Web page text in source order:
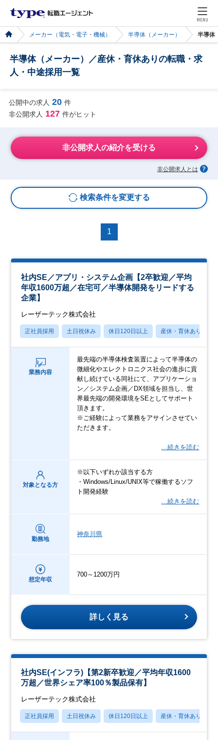
MENU
メーカー（電気・電子・機械） 半導体（メーカー） 半導体
半導体（メーカー）／産休・育休ありの転職・求
人・中途採用一覧
公開中の求人 20 件
非公開求人 127 件がヒット
非公開求人の紹介を受ける
非公開求人とは
検索条件を変更する
1
社内SE／アプリ・システム企画【2卒歓迎／平均
年収1600万超／在宅可／半導体開発をリードする
企業】
レーザーテック株式会社
正社員採用 土日祝休み 休日120日以上 産休・育休あり
業務内容
最先端の半導体検査装置によって半導体の
微細化やエレクトロニクス社会の進歩に貢
献し続けている同社にて、アプリケーショ
ン／システム企画／DX領域を担当し、世
界最先端の開発環境をSEとしてサポート
頂きます。
※ご経験によって業務をアサインさせてい
ただきます。
…続きを読む
対象となる方
※以下いずれか該当する方
・Windows/Linux/UNIX等で稼働するソフ
ト開発経験
…続きを読む
勤務地
神奈川県
想定年収
700～1200万円
詳しく見る
社内SE(インフラ)【第2新卒歓迎／平均年収1600
万超／世界シェア率100％製品保有】
レーザーテック株式会社
正社員採用 土日祝休み 休日120日以上 産休・育休あり